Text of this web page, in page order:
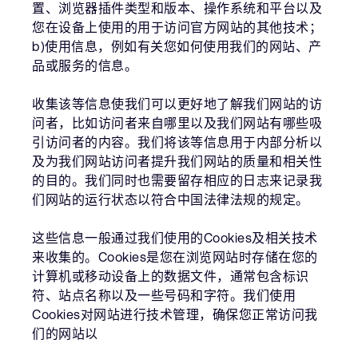
置、浏览器插件类型和版本、操作系统和平台以及
您在设备上使用的用于访问官方网站的其他技术；
b)使用信息，例如有关您如何使用我们的网站、产
品或服务的信息。
收集该等信息使我们可以更好地了解我们网站的访
问者，比如访问者来自哪里以及我们网站有哪些吸
引访问者的内容。我们将该等信息用于内部分析以
及为我们网站访问者提升我们网站的质量和相关性
的目的。我们同时也需要留存相应的日志来记录我
们网站的运行状态以符合中国法律法规的规定。
这些信息一般通过我们使用的Cookies及相关技术
来收集的。Cookies是您在浏览网站时存储在您的
计算机或移动设备上的数据文件，通常包含标识
符、站点名称以及一些号码和字符。我们使用
Cookies对网站进行技术管理，确保您正常访问我
们的网站以